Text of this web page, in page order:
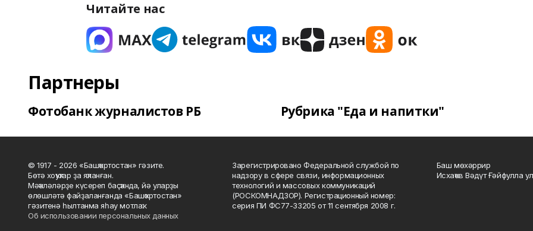
Читайте нас
Партнеры
Фотобанк журналистов РБ Рубрика "Еда и напитки"
© 1917 - 2026 «Башҡортостан» гәзите.
Бөтә хоҡуҡтар ҙа яҡланған.
Мәҡәләләрҙе күсереп баҫҡанда, йә уларҙы
өлөшләтә файҙаланғанда «Башҡортостан»
гәзитенә һылтанма яһау мотлаҡ.
Об использовании персональных данных
Зарегистрировано Федеральной службой по
надзору в сфере связи, информационных
технологий и массовых коммуникаций
(РОСКОМНАДЗОР). Регистрационный номер:
серия ПИ ФС77-33205 от 11 сентября 2008 г.
Баш мөхәррир
Исхаҡов Вәдүт Ғәйфулла